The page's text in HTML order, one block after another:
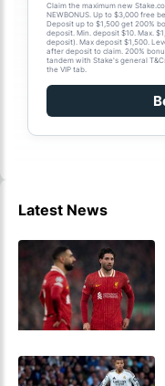
Claim the maximum new
NEWBONUS. Up to $3,000 free
Deposit up to $1,500 get 200%
deposit. Min. deposit $10. Max.
deposit). Max deposit $1,500.
after deposit to claim. 200%
tandem with Stake's general
the VIP tab.
Latest News